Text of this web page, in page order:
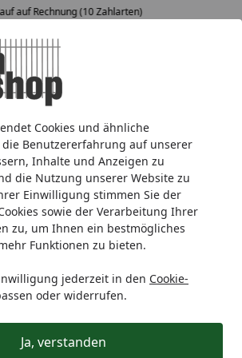
Cookies und ähnliche
Benutzererfahrung auf unserer
Inhalte und Anzeigen zu
die Nutzung unserer Website zu
Einwilligung stimmen Sie der
sowie der Verarbeitung Ihrer
zu, um Ihnen ein bestmögliches
Funktionen zu bieten.
jederzeit in den Cookie-
oder widerrufen.
Ja, verstanden
auf Rechnung (10 Zahlarten)
LEGI LEGI Zaunsysteme
R-S.S-100